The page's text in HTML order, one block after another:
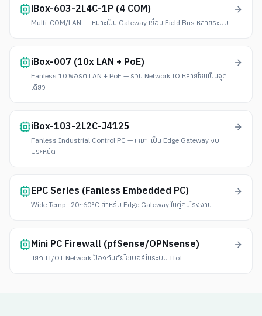
iBox-603-2L4C-1P (4 COM)
Multi-COM/LAN — เหมาะเป็น Gateway เชื่อม Field Bus หลายระบบ
iBox-007 (10x LAN + PoE)
Fanless 10 พอร์ต LAN + PoE — รวม Network IO หลายโซนเป็นจุด
เดียว
iBox-103-2L2C-J4125
Fanless Industrial Control PC — เหมาะเป็น Edge Gateway งบ
ประหยัด
EPC Series (Fanless Embedded PC)
Wide Temp -20~60°C สำหรับ Edge Gateway ในตู้คุมโรงงาน
Mini PC Firewall (pfSense/OPNsense)
แยก IT/OT Network ป้องกันภัยไซเบอร์ในระบบ IIoT